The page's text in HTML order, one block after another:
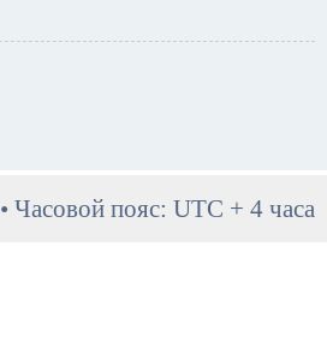
• Часовой пояс: UTC + 4 часа